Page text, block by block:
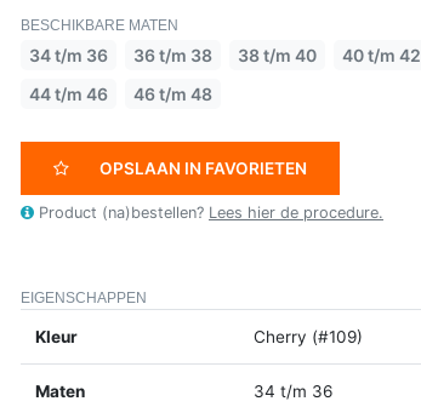
BESCHIKBARE MATEN
34 t/m 36 36 t/m 38 38 t/m 40 40 t/m 42
44 t/m 46
46 t/m 48
OPSLAAN IN FAVORIETEN
Product (na)bestellen? Lees hier de procedure.
EIGENSCHAPPEN
Kleur Cherry (#109)
Maten
34 t/m 36